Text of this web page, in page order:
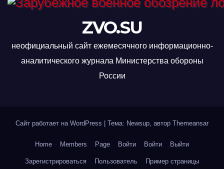
ZVO.SU
неофициальный сайт ежемесячного информационно-
аналитического журнала Министерства обороны
России
Сайт работает на WordPress | Тема: Newsup, автор Themeansar
Home Members Page Войти Войти Выйти
Зарегистрироваться Пользователь Пример страницы